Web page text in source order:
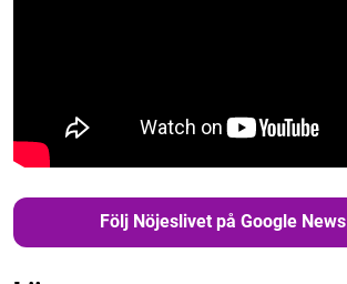
Följ Nöjeslivet på Google News